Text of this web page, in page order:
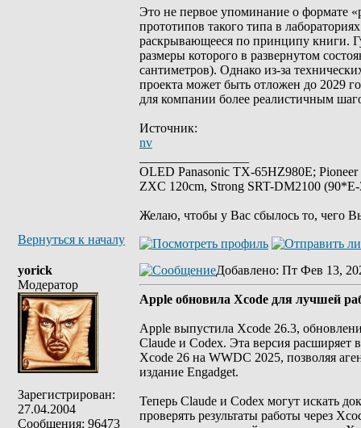
Это не первое упоминание о формате
прототипов такого типа в
раскрывающееся по принципу книги.
размеры которого в развернутом
сантиметров). Однако из-за
проекта может быть отложен до 2029
для компании более реалистичным
Источник:
nv
OLED Panasonic TX-65HZ980E;
ZXC 120cm, Strong SRT-DM2100
Желаю, чтобы у Вас сбылось то, чего
Вернуться к началу
yorick
Модератор
Зарегистрирован:
27.04.2004
Сообщения: 96473
Добавлено: Пт Фев 13,
Apple обновила Xcode для лучшей
Apple выпустила Xcode 26.3,
Claude и Codex. Эта версия расширяет
Xcode 26 на WWDC 2025, позволяя
издание Engadget.
Теперь Claude и Codex могут искать
проверять результаты работы через